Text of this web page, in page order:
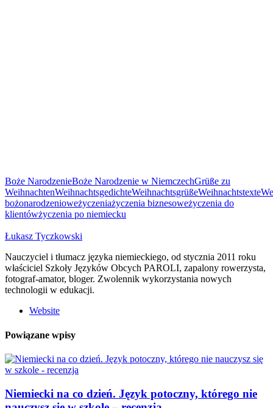
Boże NarodzenieBoże Narodzenie w NiemczechGrüße zu
WeihnachtenWeihnachtsgedichteWeihnachtsgrüßeWeihnachtstexte
bożonarodzenioweżyczeniażyczenia biznesoweżyczenia do
klientówżyczenia po niemiecku
Łukasz Tyczkowski
Nauczyciel i tłumacz języka niemieckiego, od stycznia 2011 roku
właściciel Szkoły Języków Obcych PAROLI, zapalony rowerzysta,
fotograf-amator, bloger. Zwolennik wykorzystania nowych
technologii w edukacji.
Website
Powiązane wpisy
Niemiecki na co dzień. Język potoczny, którego nie